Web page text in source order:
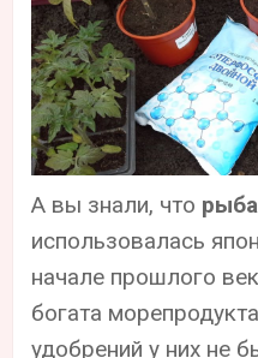
А вы знали, что
использовалась
начале прошлого
богата
удобрений у них не